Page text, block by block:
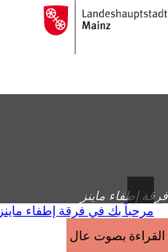
الانتقال إلى المحتوى
إلى
الصفحة
فرقة إطفاء ماينز
مرحباً بك في فرقة إطفاء ماينز
القراءة بصوت عالٍ